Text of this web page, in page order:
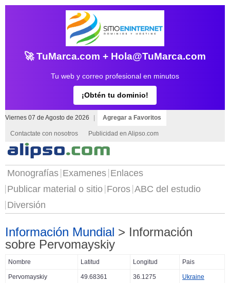
🚀 TuMarca.com + Hola@TuMarca.com
Tu web y correo profesional en minutos
¡Obtén tu dominio!
Viernes 07 de Agosto de 2026 Agregar a Favoritos
Contactate con nosotros Publicidad en Alipso.com
Monografías Examenes Enlaces
Publicar material o sitio Foros ABC del estudio
Diversión
Información Mundial > Información
sobre Pervomayskiy
Nombre Latitud Longitud Pais
Pervomayskiy 49.68361 36.1275 Ukraine